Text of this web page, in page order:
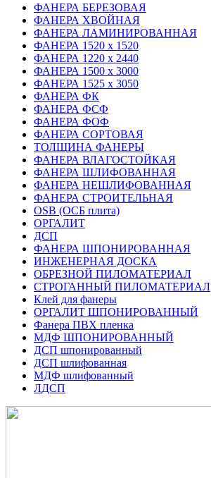
ФАНЕРА БЕРЕЗОВАЯ
ФАНЕРА ХВОЙНАЯ
ФАНЕРА ЛАМИНИРОВАННАЯ
ФАНЕРА 1520 х 1520
ФАНЕРА 1220 х 2440
ФАНЕРА 1500 х 3000
ФАНЕРА 1525 х 3050
ФАНЕРА ФК
ФАНЕРА ФСФ
ФАНЕРА ФОФ
ФАНЕРА СОРТОВАЯ
ТОЛЩИНА ФАНЕРЫ
ФАНЕРА ВЛАГОСТОЙКАЯ
ФАНЕРА ШЛИФОВАННАЯ
ФАНЕРА НЕШЛИФОВАННАЯ
ФАНЕРА СТРОИТЕЛЬНАЯ
OSB (ОСБ плита)
ОРГАЛИТ
ДСП
ФАНЕРА ШПОНИРОВАННАЯ
ИНЖЕНЕРНАЯ ДОСКА
ОБРЕЗНОЙ ПИЛОМАТЕРИАЛ
СТРОГАННЫЙ ПИЛОМАТЕРИАЛ
Клей для фанеры
ОРГАЛИТ ШПОНИРОВАННЫЙ
Фанера ПВХ пленка
МДФ ШПОНИРОВАННЫЙ
ДСП шпонированный
ДСП шлифованная
МДФ шлифованный
ЛДСП